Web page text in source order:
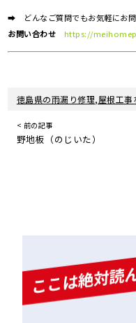
➡ どんなご質問でもお気軽にお問
お問い合わせ
https://
徳島県の雨漏り修理,屋根工
< 前の記事
野地板（のじいた）